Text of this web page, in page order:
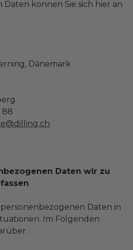
können Sie sich hier an
Dänemark
88
Daten wir zu
Daten in
Im Folgenden